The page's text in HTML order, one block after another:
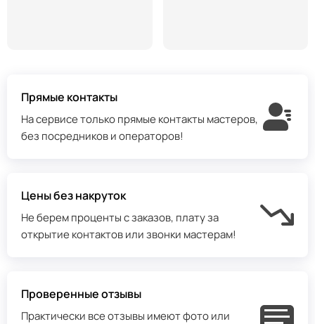
Прямые контакты
На сервисе только прямые контакты мастеров,
без посредников и операторов!
Цены без накруток
Не берем проценты с заказов, плату за
открытие контактов или звонки мастерам!
Проверенные отзывы
Практически все отзывы имеют фото или